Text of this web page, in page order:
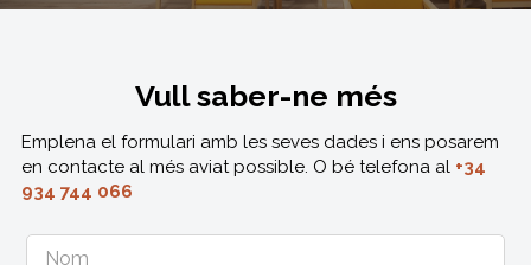
Vull saber-ne més
Emplena el formulari amb les seves dades i ens posarem
en contacte al més aviat possible. O bé telefona al +34
934 744 066